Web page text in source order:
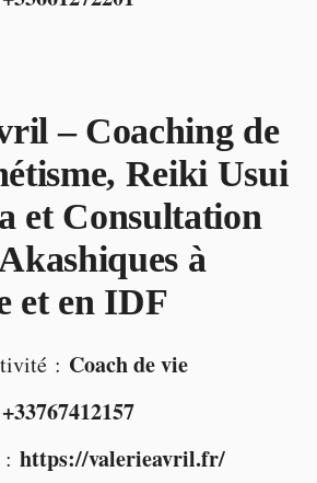
– Coaching de
Reiki Usui
et Consultation
à
et en IDF
: Coach de vie
+33767412157
https://valerieavril.fr/